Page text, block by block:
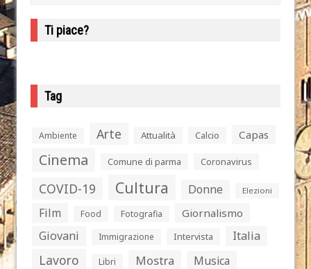
Ti piace?
Tag
Ambiente Arte Attualità Calcio Capas
Cinema Comune di parma Coronavirus
COVID-19 Cultura Donne Elezioni
Film Food Fotografia Giornalismo
Giovani Immigrazione Intervista Italia
Lavoro Libri Mostra Musica